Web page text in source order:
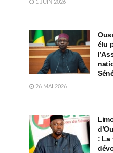
1 JUIN 2026
élu
26 MAI 2026
: La